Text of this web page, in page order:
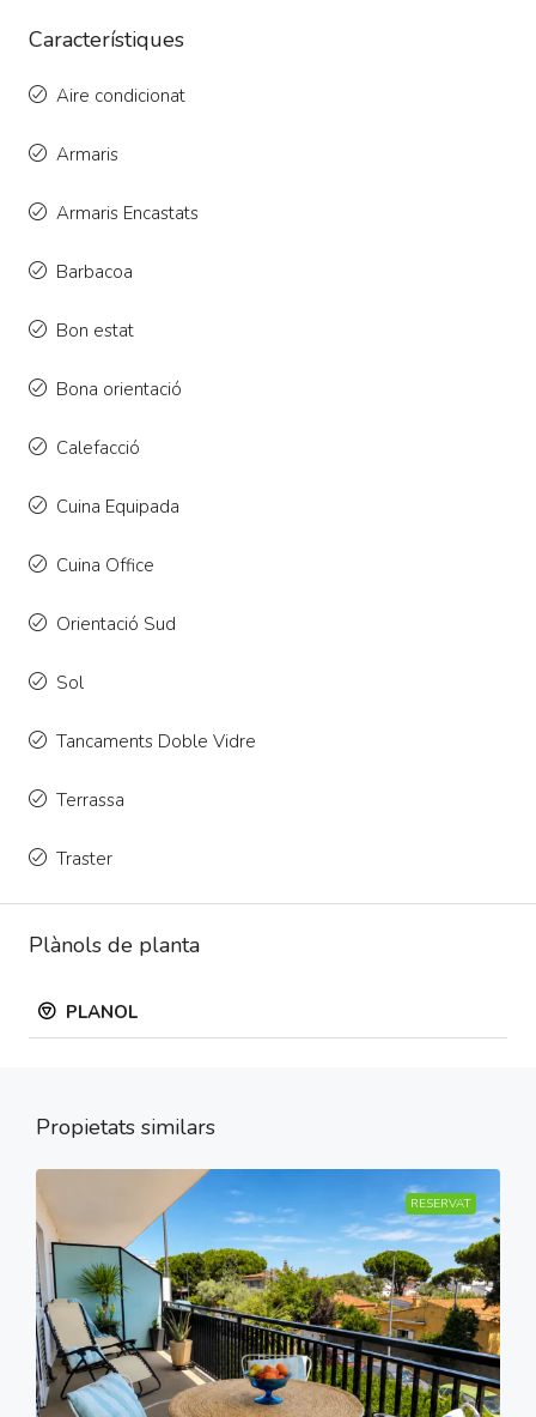
Característiques
Aire condicionat
Armaris
Armaris Encastats
Barbacoa
Bon estat
Bona orientació
Calefacció
Cuina Equipada
Cuina Office
Orientació Sud
Sol
Tancaments Doble Vidre
Terrassa
Traster
Plànols de planta
PLANOL
Propietats similars
RESERVAT